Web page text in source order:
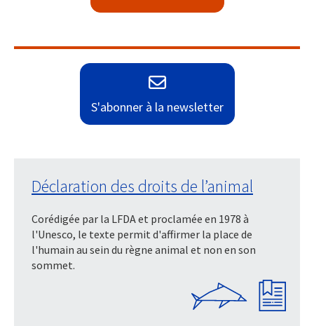
S'abonner à la newsletter
Déclaration des droits de l’animal
Corédigée par la LFDA et proclamée en 1978 à
l'Unesco, le texte permit d'affirmer la place de
l'humain au sein du règne animal et non en son
sommet.